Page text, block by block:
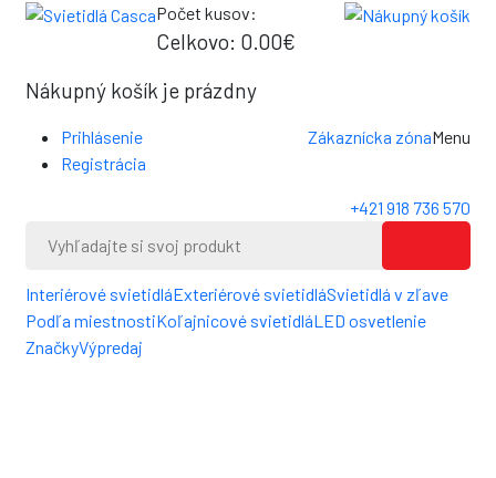
Počet kusov:
Celkovo: 0.00€
Nákupný košík je prázdny
Menu
Zákaznícka zóna
Prihlásenie
Registrácia
+421 918 736 570
Interiérové svietidláExteriérové svietidláSvietidlá v zľave
Podľa miestnostiKoľajnicové svietidláLED osvetlenie
ZnačkyVýpredaj